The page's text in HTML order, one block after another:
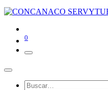
0